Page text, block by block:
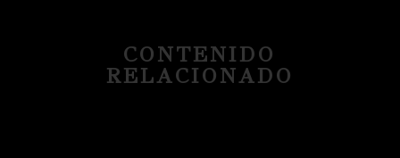
CONTENIDO
RELACIONADO